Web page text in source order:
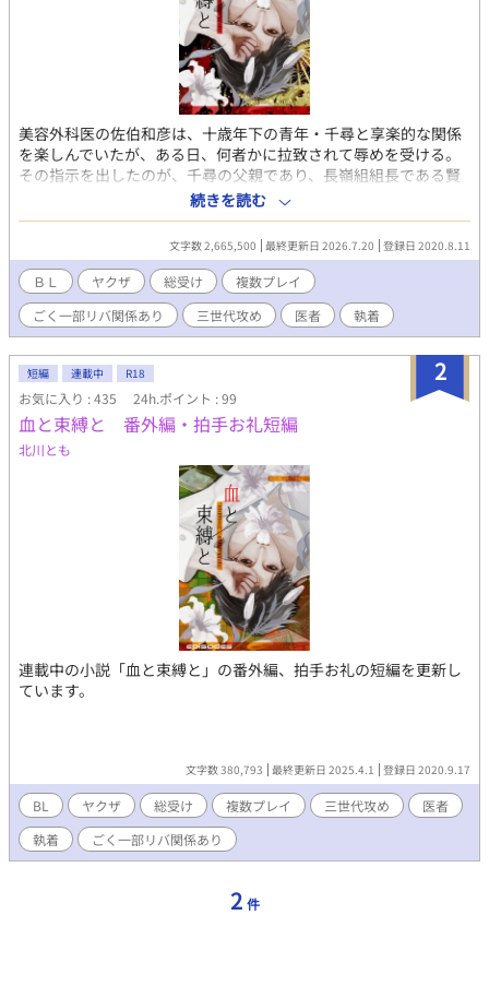
美容外科医の佐伯和彦は、十歳年下の青年・千尋と享楽的な関係
を楽しんでいたが、ある日、何者かに拉致されて辱めを受ける。
その指示を出したのが、千尋の父親であり、長嶺組組長である賢
吾だった。 このことをきっかけに、裏の世界へと引きずり込まれ
た和彦は、長嶺父子の〈オンナ〉として扱われながらも、さまざ
まな男たちと出会うことで淫奔な性質をあらわにし、次々と関係
を持っていく――。 番外編はこちら
→https://www.alphapolis.co.jp/novel/498803385/499415339
賢吾視点の番外編「眠らない蛇」、Kindleにて配信中。 表紙イラ
スト：606D様
続きを読む
文字数 2,665,500 最終更新日 2026.7.20 登録日 2020.8.11
ＢＬ ヤクザ 総受け
複数プレイ
ごく一部リバ関係あり
三世代攻め 医者 執着
2
短編 連載中 R18
お気に入り : 435 24h.ポイント : 99
血と束縛と 番外編・拍手お礼短編
北川とも
連載中の小説「血と束縛と」の番外編、拍手お礼の短編を更新し
ています。
文字数 380,793 最終更新日 2025.4.1 登録日 2020.9.17
BL ヤクザ 総受け 複数プレイ 三世代攻め
医者
執着
ごく一部リバ関係あり
2 件